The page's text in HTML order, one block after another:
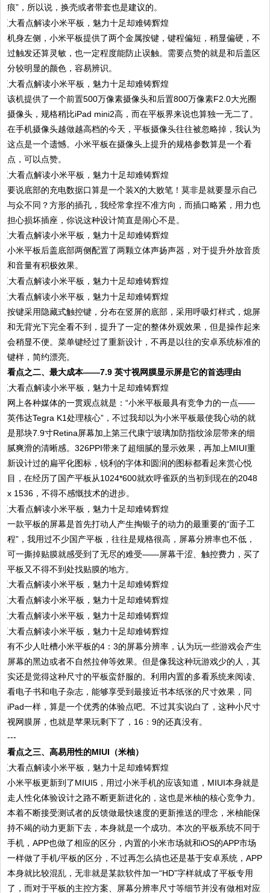
痕”，所以说，换壳或者带套也是建议的。
机身左侧，小米平板提供了两个金属按键，键程偏短，稍显偏硬，不
过触发还算灵敏，也一定程度能防止误触。需要点赞的就是和后盖区
分较明显的颜色，容易辨识。
该机提供了一个前置500万像素摄像头和后置800万像素F2.0大光圈
摄像头，规格稍比iPad mini2高，而在平板界来说也算独一无二了。
在手机摄像头越做越高档的今天，平板摄像头往往被忽略掉，我认为
这点是一个遗憾。小米平板在摄像头上提升的规格参数算是一个看
点，可以点赞。
要说底部的充电数据口算是一个装X的大败笔！莫非是就要显示自己
与众不同？方形的插孔，我经常拿捏不准方向，而插口略紧，用力也
担心损坏插座，你说这种设计简直是闹心不是。
小米平板后盖底部两侧配置了两颗立体声扬声器，对于提升外放音质
和音量有积极效果。
按键采用隐藏式触控键，分布在竖屏的底部，采用呼吸灯样式，熄屏
和无背光下完全看不到，提升了一定的整体外观效果，但是操作起来
会稍显不便。菜单键经过了重新设计，不再是以往的安卓系统标准的
键样，简约漂亮。
看点之二、最大成本——7.9 英寸视网膜显示屏是它的首选理由
网上各种媒体的一贯观点就是：“小米平板最具有竞争力的一点——
英伟达Tegra K1处理核心”，不过我却以为小米平板最使我心动的就
是那块7.9寸Retina屏幕加上第三代康宁玻璃加防指纹涂层带来的细
腻爽滑的清晰感。326PPI带来了超细腻的显示效果，再加上MIUI重
新设计过的扁平化图标，锐利的字体和圆润的图标都看起来赏心悦
目，在经历了国产平板从1024*600就欢呼雀跃的当初到现在的2048
x 1536，不得不感慨技术的进步。
一款平板的屏幕是首先打动人产生掏银子的动力的最重要的“面子工
程”，我用过不少国产平板，往往是规格很高，屏幕分辨率也不低，
可一撕掉贴膜就感受到了无尽的难受——屏幕干涩、触控费力，买了
平板又不得不到处找贴膜的地方。
有不少人吐槽小米平板的4：3的屏幕分辨率，认为玩一些游戏会产生
屏幕的黑边或者不自然拉伸等效果。但是像我这种玩游戏少的人，其
实还是觉得这种尺寸的平板蛮舒服的。利用内置的多看系统来阅读、
看电子书和电子杂志，能够享受到最接近书本纸张的尺寸效果，同
iPad一样，算是一个优秀的体验点吧。不过其实说白了，这种小尺寸
视网膜屏，也就是苹果玩剩下了，16：9的还真没有。
---
看点之三、高易用性的MIUI（米柚）
小米平板更新到了MIUI5，用过小米手机的应该知道，MIUI本身就是
走人性化体验设计之路不断更新进化的，这也是米柚的核心竞争力。
本着不断接受测试者的反馈做最快速度的更新推送的理念，米柚能保
持不竭的动力更新下去，本身就是一个成功。本次的平板系统不同于
手机，APP也做了相应的区分，内置的小米市场就和iOS的APP市场
一样做了手机/平板的区分，不过再怎么搞也还是基于安卓系统，APP
本身就比较混乱，无非就是某款软件加一“HD”字样就成了平板专用
了，而对于平板的主控方案、屏幕分辨率尺寸等细节并没有做相对应